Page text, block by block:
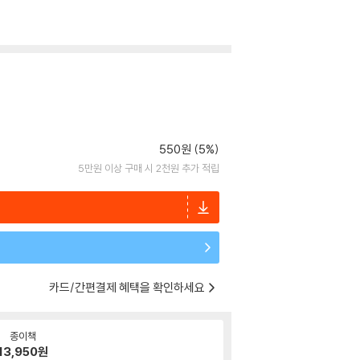
550원 (5%)
5만원 이상 구매 시 2천원 추가 적립
카드/간편결제 혜택을 확인하세요
종이책
원